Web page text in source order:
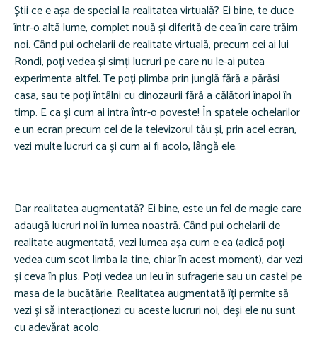
Știi ce e așa de special la realitatea virtuală? Ei bine, te duce
într-o altă lume, complet nouă și diferită de cea în care trăim
noi. Când pui ochelarii de realitate virtuală, precum cei ai lui
Rondi, poți vedea și simți lucruri pe care nu le-ai putea
experimenta altfel. Te poți plimba prin junglă fără a părăsi
casa, sau te poți întâlni cu dinozaurii fără a călători înapoi în
timp. E ca și cum ai intra într-o poveste! În spatele ochelarilor
e un ecran precum cel de la televizorul tău și, prin acel ecran,
vezi multe lucruri ca și cum ai fi acolo, lângă ele.
Dar realitatea augmentată? Ei bine, este un fel de magie care
adaugă lucruri noi în lumea noastră. Când pui ochelarii de
realitate augmentată, vezi lumea așa cum e ea (adică poți
vedea cum scot limba la tine, chiar în acest moment), dar vezi
și ceva în plus. Poți vedea un leu în sufragerie sau un castel pe
masa de la bucătărie. Realitatea augmentată îți permite să
vezi și să interacționezi cu aceste lucruri noi, deși ele nu sunt
cu adevărat acolo.